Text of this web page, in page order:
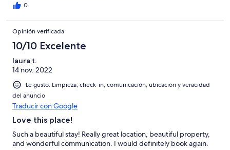
0
Opinión verificada
10/10 Excelente
laura t.
14 nov. 2022
Le gustó: Limpieza, check-in, comunicación, ubicación y veracidad
del anuncio
Traducir con Google
Love this place!
Such a beautiful stay! Really great location, beautiful property,
and wonderful communication. I would definitely book again.